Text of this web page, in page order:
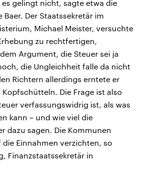
gelingt nicht, sagte etwa die
Baer. Der Staatssekretär im
Michael Meister, versuchte
zu rechtfertigen,
Argument, die Steuer sei ja
die Ungleichheit falle da nicht
Richtern allerdings erntete er
Die Frage ist also
verfassungswidrig ist, als was
kann – und wie viel die
dazu sagen. Die Kommunen
Einnahmen verzichten, so
Finanzstaatssekretär in